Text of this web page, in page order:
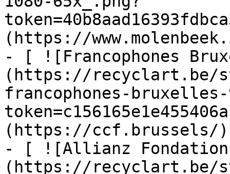
(https://
- [ ![Francophones
(https://recyclart.be/
francophones-bruxelles-
(https://ccf.brussels/)
- [ ![Allianz
(https://recyclart.be/